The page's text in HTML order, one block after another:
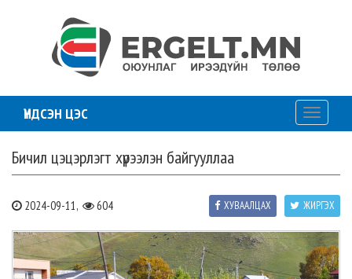
ҮНДСЭН ЦЭС
Toggle
Бичил цэцэрлэгт хүрээлэн байгууллаа
2024-09-11, 604 ЖИРГЭХ
ХУВААЛЦАХ